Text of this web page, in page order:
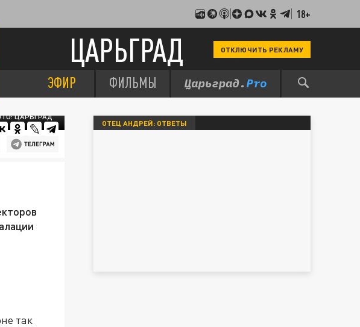
18+
ЦАРЬГРАД ОТКЛЮЧИТЬ РЕКЛАМУ
ЭФИР ФИЛЬМЫ
ЦАРЬГРАД
так
ОТЕЦ АНДРЕЙ: ОТВЕТЫ